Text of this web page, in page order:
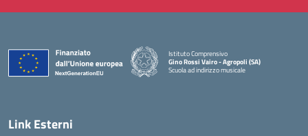
Istituto Comprensivo
Gino Rossi Vairo - Agropoli (SA)
Scuola ad indirizzo musicale
Link Esterni